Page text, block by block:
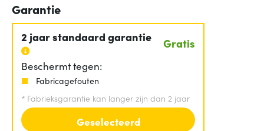
Garantie
2 jaar standaard garantie Gratis
Beschermt tegen:
Fabricagefouten
* Fabrieksgarantie kan langer zijn dan 2 jaar
Geselecteerd